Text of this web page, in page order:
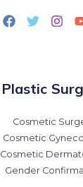
Plastic
Cosmetic
Cosmetic
Cosmetic
Gender